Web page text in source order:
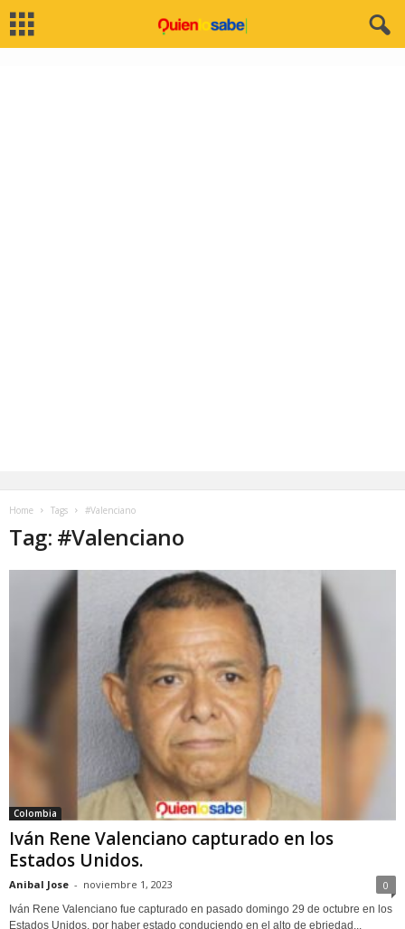
Home Tags #Valenciano
Tag: #Valenciano
Colombia
Iván Rene Valenciano capturado en los
Estados Unidos.
Anibal Jose - noviembre 1, 2023 0
Iván Rene Valenciano fue capturado en pasado domingo 29 de octubre en los
Estados Unidos, por haber estado conduciendo en el alto de ebriedad...